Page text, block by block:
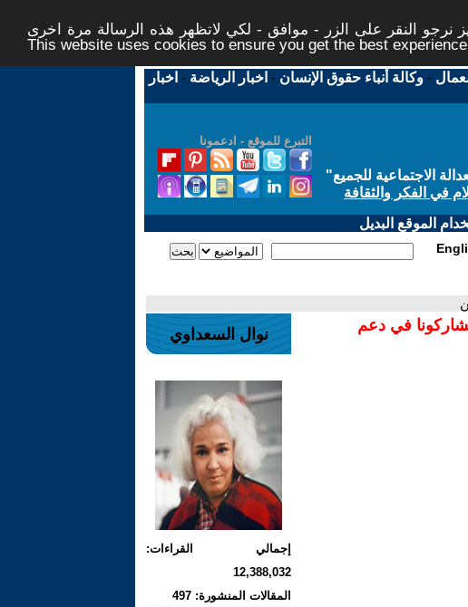
نرجو النقر على الزر - موافق - لكي لاتظهر هذه الرسالة مرة اخرى -
This website uses cookies to ensure you get the best
-وكالة أنباء حقوق الإنسان - اخبار الرياضة - اخبار
التبرع للموقع - ادعمونا
الاجتماعية للجميع"
في الفكر والثقافة
الموقع البديل
في دعم
نوال السعداوي
إجمالي القراءات:
12,388,032
المقالات المنشورة: 497